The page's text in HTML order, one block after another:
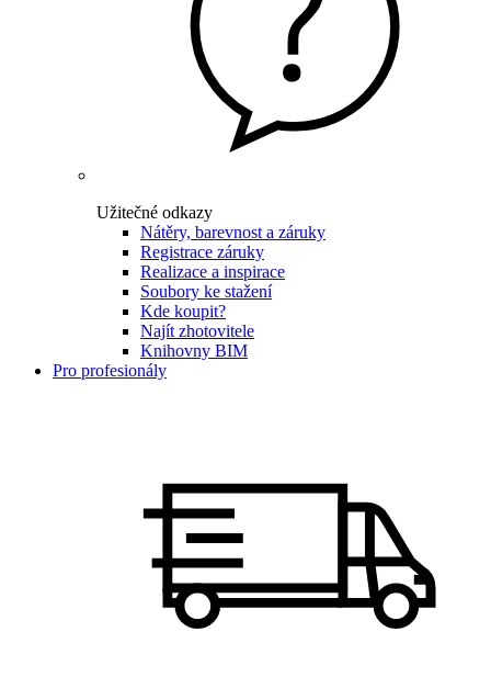
Užitečné odkazy
Nátěry, barevnost a záruky
Registrace záruky
Realizace a inspirace
Soubory ke stažení
Kde koupit?
Najít zhotovitele
Knihovny BIM
Pro profesionály